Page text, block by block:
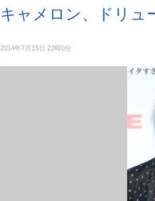
キャメロン、ドリュ
2014年7月15日 22時0分